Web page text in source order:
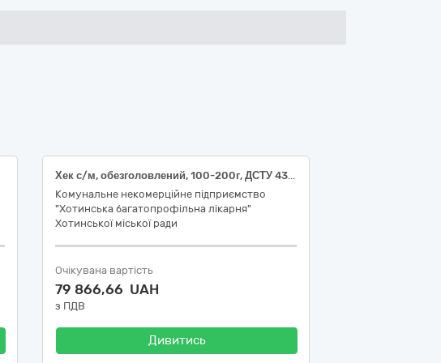
Хек с/м, обезголовлений, 100-200г, ДСТУ 4378 за кодом ДК 021:2015: 15220000-6 - Риба, рибне філе та інше м’ясо риби морожені
Комунальне некомерційне підприємство
"Хотинська багатопрофільна лікарня"
Хотинської міської ради
Очікувана вартість
79 866,66 UAH
з ПДВ
Дивитись